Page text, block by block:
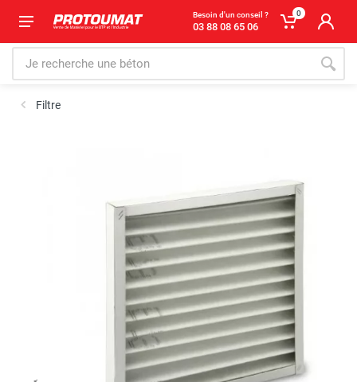
Besoin d'un conseil ?
03 88 08 65 06
0
Filtre